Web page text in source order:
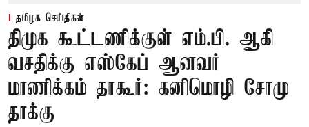
தமிழக செய்திகள்
திமுக கூட்டணிக்குள் எம்.பி. ஆகி
வசதிக்கு எஸ்கேப் ஆனவர்
மாணிக்கம் தாகூர்: கனிமொழி சோமு
தாக்கு